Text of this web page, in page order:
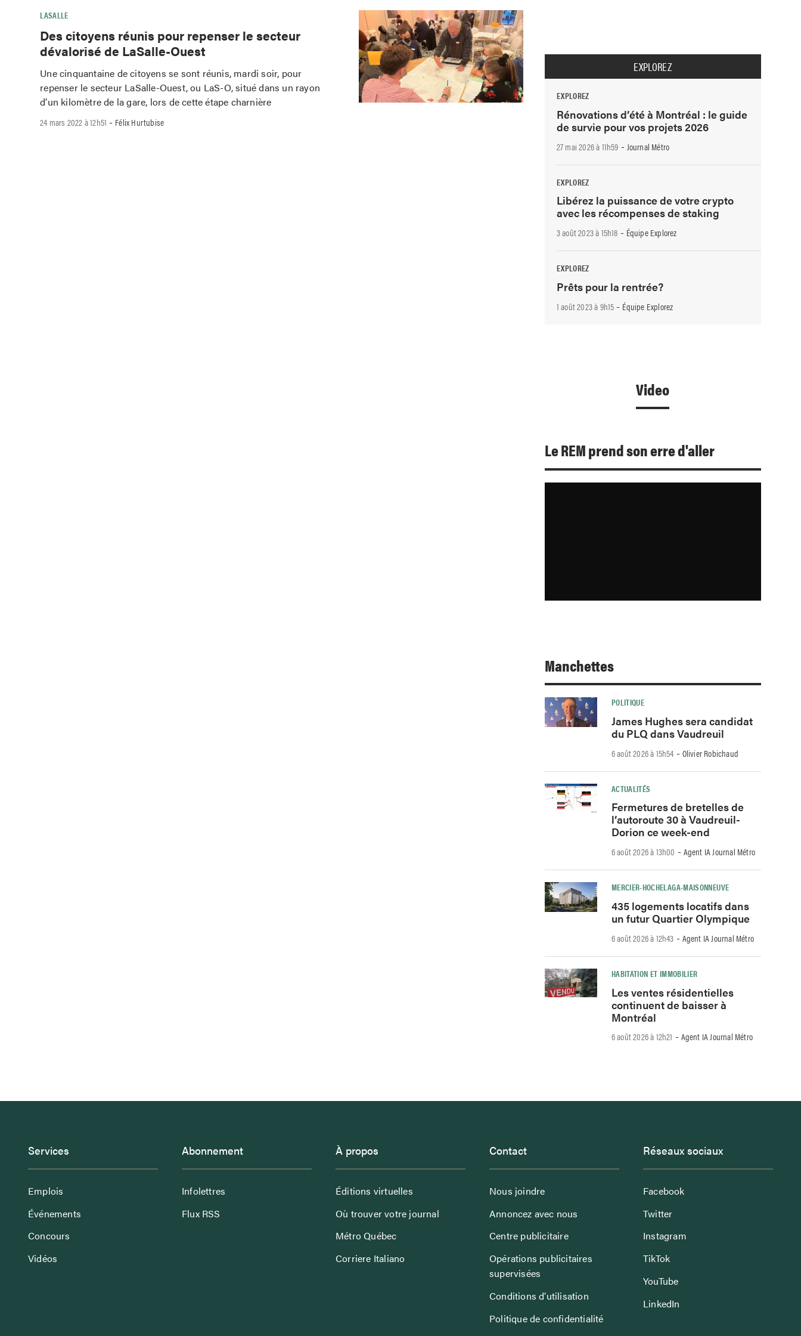
LASALLE
Des citoyens réunis pour repenser le secteur
dévalorisé de LaSalle-Ouest
Une cinquantaine de citoyens se sont réunis, mardi soir, pour
repenser le secteur LaSalle-Ouest, ou LaS-O, situé dans un rayon
d’un kilomètre de la gare, lors de cette étape charnière
24 mars 2022 à 12h51 - Félix Hurtubise
EXPLOREZ
EXPLOREZ
Rénovations d’été à Montréal : le guide
de survie pour vos projets 2026
27 mai 2026 à 11h59 - Journal Métro
EXPLOREZ
Libérez la puissance de votre crypto
avec les récompenses de staking
3 août 2023 à 15h18 - Équipe Explorez
EXPLOREZ
Prêts pour la rentrée?
1 août 2023 à 9h15 - Équipe Explorez
Video
Le REM prend son erre d'aller
Manchettes
POLITIQUE
James Hughes sera candidat
du PLQ dans Vaudreuil
6 août 2026 à 15h54 -Olivier Robichaud
ACTUALITÉS
Fermetures de bretelles de
l’autoroute 30 à Vaudreuil-
Dorion ce week-end
6 août 2026 à 13h00 -Agent IA Journal Métro
MERCIER-HOCHELAGA-MAISONNEUVE
435 logements locatifs dans
un futur Quartier Olympique
6 août 2026 à 12h43 -Agent IA Journal Métro
HABITATION ET IMMOBILIER
Les ventes résidentielles
continuent de baisser à
Montréal
6 août 2026 à 12h21 -Agent IA Journal Métro
Services
Emplois
Événements
Concours
Vidéos
Abonnement
Infolettres
Flux RSS
À propos
Éditions virtuelles
Où trouver votre journal
Métro Québec
Corriere Italiano
Contact
Nous joindre
Annoncez avec nous
Centre publicitaire
Opérations publicitaires
supervisées
Conditions d’utilisation
Politique de confidentialité
Réseaux sociaux
Facebook
Twitter
Instagram
TikTok
YouTube
LinkedIn